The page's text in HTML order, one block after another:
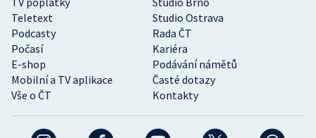
Teletext
Studio Ostrava
Podcasty
Rada ČT
Počasí
Kariéra
E-shop
Podávání námětů
Mobilní a TV aplikace
Časté dotazy
Vše o ČT
Kontakty